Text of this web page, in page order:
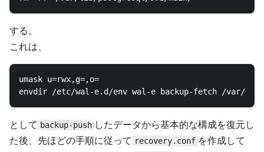
する。
これは、
umask u=rwx,g=,o=
として backup-push したデータから基本的な構成を復元し
た後、先ほどの手順に従って recovery.conf を作成して